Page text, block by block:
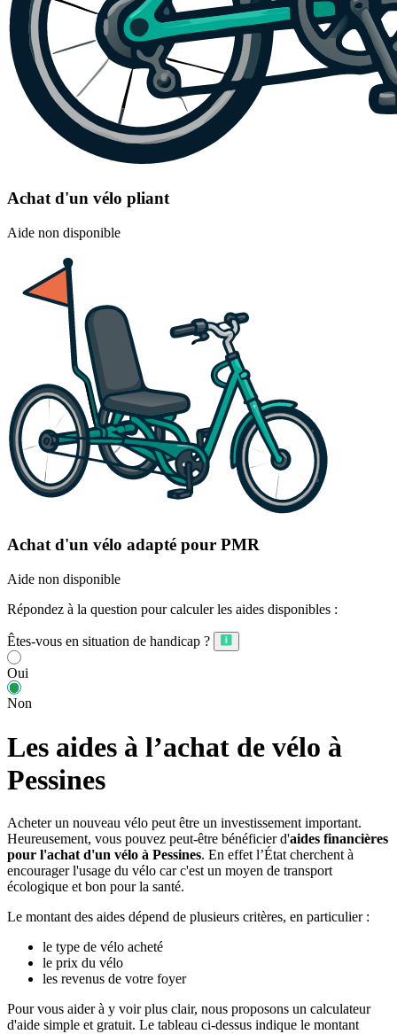
Achat d'un vélo pliant
Aide non disponible
Achat d'un vélo adapté pour PMR
Aide non disponible
Répondez à la question pour calculer les aides disponibles :
Êtes-vous en situation de handicap ?
Oui
Non
Les aides à l’achat de vélo à
Pessines
Acheter un nouveau vélo peut être un investissement important.
Heureusement, vous pouvez peut-être bénéficier d'aides financières
pour l'achat d'un vélo à Pessines. En effet l’État cherchent à
encourager l'usage du vélo car c'est un moyen de transport
écologique et bon pour la santé.
Le montant des aides dépend de plusieurs critères, en particulier :
le type de vélo acheté
le prix du vélo
les revenus de votre foyer
Pour vous aider à y voir plus clair, nous proposons un calculateur
d'aide simple et gratuit. Le tableau ci-dessus indique le montant